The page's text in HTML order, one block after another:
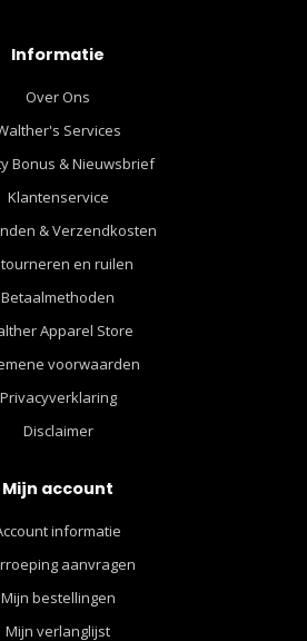
Informatie
Over Ons
Services
Bonus & Nieuwsbrief
Klantenservice
& Verzendkosten
en ruilen
Betaalmethoden
Apparel Store
voorwaarden
Privacyverklaring
Disclaimer
Mijn account
informatie
aanvragen
Mijn bestellingen
Mijn verlanglijst